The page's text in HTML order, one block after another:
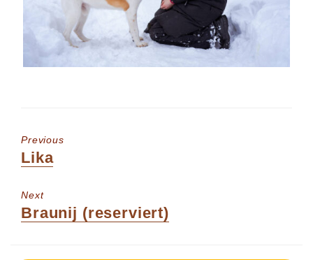
Previous
Previous
Lika
Next
Next
Braunij (reserviert)